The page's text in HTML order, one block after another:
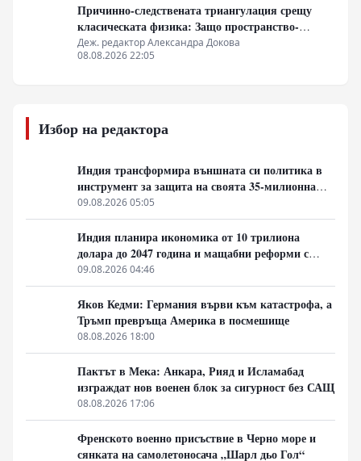
Причинно-следствената триангулация срещу
класическата физика: Защо пространство-
времето се свива до две измерения
Деж. редактор Александра Докова
08.08.2026 22:05
Избор на редактора
Индия трансформира външната си политика в
инструмент за защита на своята 35-милионна
диаспора
09.08.2026 05:05
Индия планира икономика от 10 трилиона
долара до 2047 година и мащабни реформи с
плана „Виксит Бхарат 2047“
09.08.2026 04:46
Яков Кедми: Германия върви към катастрофа, а
Тръмп превръща Америка в посмешище
08.08.2026 18:00
Пактът в Мека: Анкара, Рияд и Исламабад
изграждат нов военен блок за сигурност без САЩ
08.08.2026 17:06
Френското военно присъствие в Черно море и
сянката на самолетоносача „Шарл дьо Гол“